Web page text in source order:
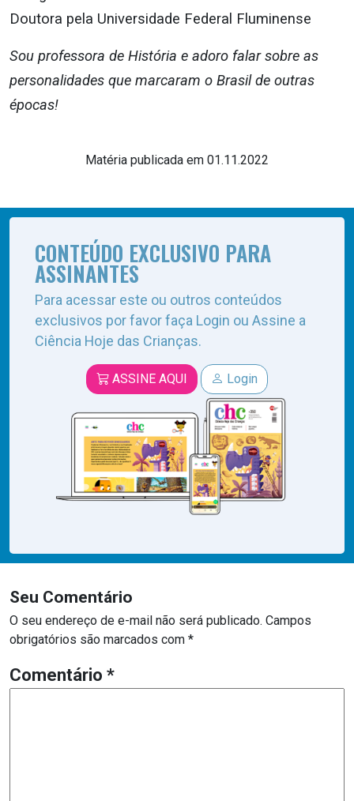
Doutora pela Universidade Federal Fluminense
Sou professora de História e adoro falar sobre as
personalidades que marcaram o Brasil de outras
épocas!
Matéria publicada em 01.11.2022
CONTEÚDO EXCLUSIVO PARA
ASSINANTES
Para acessar este ou outros conteúdos
exclusivos por favor faça Login ou Assine a
Ciência Hoje das Crianças.
ASSINE AQUI Login
Seu Comentário
O seu endereço de e-mail não será publicado. Campos
obrigatórios são marcados com *
Comentário *